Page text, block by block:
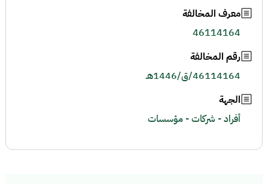
معرف المخالفة
46114164
رقم المخالفة
46114164/ق/1446هـ
الجهة
أفراد - شركات - مؤسسات